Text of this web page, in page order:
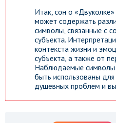
Итак, сон о
может содержать
символы, связанные с
субъекта.
контекста жизни и
субъекта, а также от
Наблюдаемые символы
быть использованы
душевных проблем и